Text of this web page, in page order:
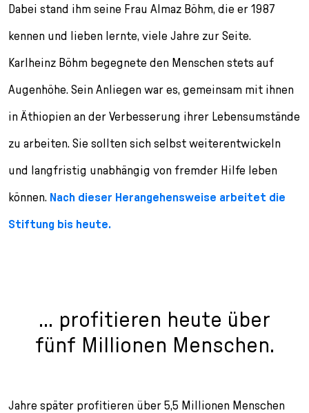
Dabei stand ihm seine Frau Almaz Böhm, die er 1987
kennen und lieben lernte, viele Jahre zur Seite.
Karlheinz Böhm begegnete den Menschen stets auf
Augenhöhe. Sein Anliegen war es, gemeinsam mit ihnen
in Äthiopien an der Verbesserung ihrer Lebensumstände
zu arbeiten. Sie sollten sich selbst weiterentwickeln
und langfristig unabhängig von fremder Hilfe leben
können. Nach dieser Herangehensweise arbeitet die
Stiftung bis heute.
... profitieren heute über
fünf Millionen Menschen.
Jahre später profitieren über 5,5 Millionen Menschen